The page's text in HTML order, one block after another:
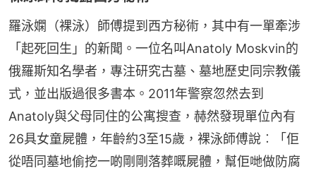
羅泳嫻（裸泳）師傅提到西方秘術，其中有一單牽涉
「起死回生」的新聞。一位名叫Anatoly Moskvin的
俄羅斯知名學者，專注研究古墓、墓地歷史同宗教儀
式，並出版過很多書本。2011年警察忽然去到
Anatoly與父母同住的公寓搜查，赫然發現單位內有
26具女童屍體，年齡約3至15歲，裸泳師傅說︰「佢
從唔同墓地偷挖一啲剛剛落葬嘅屍體，幫佢哋做防腐